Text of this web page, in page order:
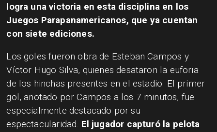
logra una victoria en esta disciplina en los
Juegos Parapanamericanos, que ya cuentan
con siete ediciones.
Los goles fueron obra de Esteban Campos y
Víctor Hugo Silva, quienes desataron la euforia
de los hinchas presentes en el estadio. El primer
gol, anotado por Campos a los 7 minutos, fue
especialmente destacado por su
espectacularidad. El jugador capturó la pelota